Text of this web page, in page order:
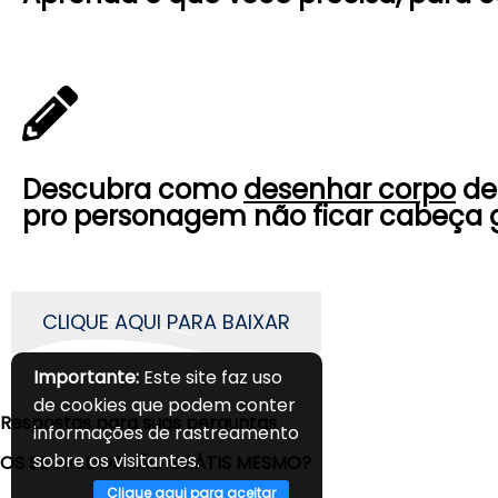
Descubra comodesenhar corpode
pro personagem não ficar cabeça
CLIQUE AQUI PARA BAIXAR
Respostas para suas perguntas
OS SEGREDOS SÃO GRÁTIS MESMO?
Importante: Este site faz uso
de cookies que podem conter
informações de rastreamento
sobre os visitantes.
Clique aqui para aceitar